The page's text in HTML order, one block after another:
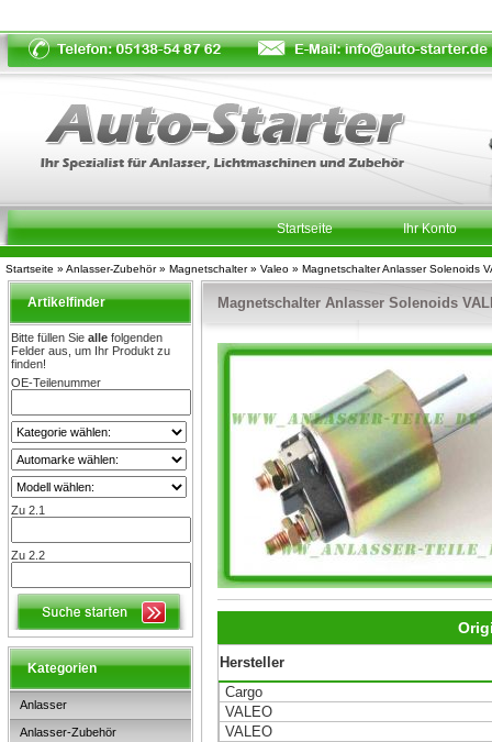
Startseite » Anlasser-Zubehör» Magnetschalter» Valeo » Magnetschalter Anlasser Solenoids
Startseite Ihr Konto
Artikelfinder
Bitte füllen Sie alle folgenden
Felder aus, um Ihr Produkt zu
finden!
OE-Teilenummer
Zu 2.1
Zu 2.2
Kategorien
Anlasser
Anlasser-Zubehör
Magnetschalter Anlasser Solenoids
Hersteller
Cargo
VALEO
VALEO